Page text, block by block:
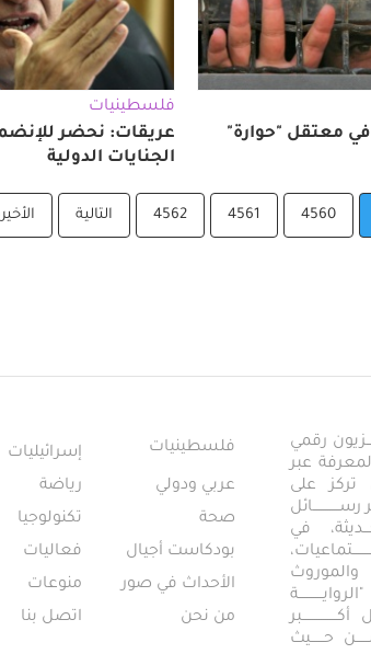
فلسطينيات
عريقات: نحضر
الجنايات الدولية
4560
4561
4562 التالية
رقمي
المعرفة عبر
تركز على
في
حــــــيث
فلسطينيات
إسرائيليات
عربي ودولي
رياضة
صحة
تكنولوجيا
بودكاست أجيال
فعاليات
الأحداث في صور
منوعات
من نحن
اتصل بنا